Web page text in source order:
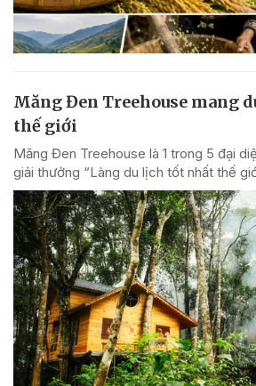
Măng Đen Treehouse mang
thế giới
Măng Đen Treehouse là 1 trong 5 đại
giải thưởng “Làng du lịch tốt nhất thế